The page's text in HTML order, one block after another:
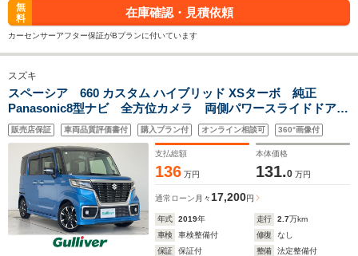
無
料
在庫確認・見積依頼
カーセンサーアフター保証がBプランに付いています
スズキ
スペーシア 660 カスタム ハイブリッド XSターボ 純正
Panasonic8型ナビ 全方位カメラ 両側パワースライドドア
クルーズコントロール シートヒーター バックカメラ ヘッ
ドアップディスプレイ コーナーセンサー パドルシフト ド
ラレコ ETC
販売店保証 車両品質評価書付 購入プラン付 オンライン相談可 360°画像付
支払総額
136 万円
本体価格
131.0 万円
通常ローン 月々 17,200円
年式 2019年 走行 2.7万km
車検
車検整備付 修復
なし
保証
保証付 整備
法定整備付